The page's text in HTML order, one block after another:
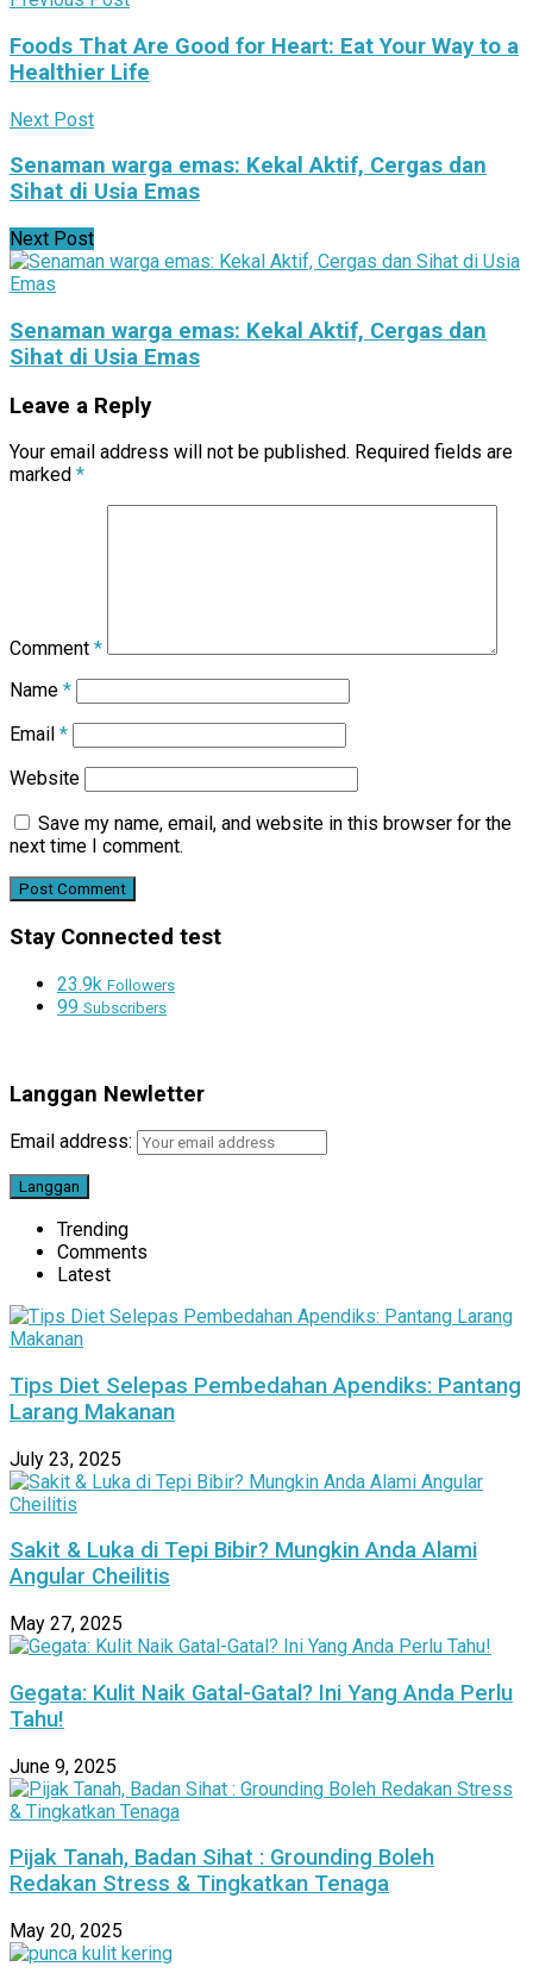
Foods That Are Good for Heart: Eat Your Way to a
Healthier Life
Next Post
Senaman warga emas: Kekal Aktif, Cergas dan
Sihat di Usia Emas
Next Post
Senaman warga emas: Kekal Aktif, Cergas dan
Sihat di Usia Emas
Leave a Reply
Your email address will not be published. Required fields are
marked *
Comment *
Name *
Email *
Website
Save my name, email, and website in this browser for the
next time I comment.
Stay Connected test
23.9k Followers
99 Subscribers
Langgan Newletter
Email address:
Trending
Comments
Latest
Tips Diet Selepas Pembedahan Apendiks: Pantang
Larang Makanan
July 23, 2025
Sakit & Luka di Tepi Bibir? Mungkin Anda Alami
Angular Cheilitis
May 27, 2025
Gegata: Kulit Naik Gatal-Gatal? Ini Yang Anda Perlu
Tahu!
June 9, 2025
Pijak Tanah, Badan Sihat : Grounding Boleh
Redakan Stress & Tingkatkan Tenaga
May 20, 2025